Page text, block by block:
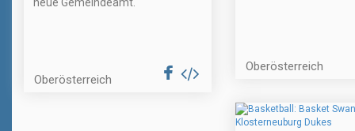
Oberösterreich
Oberösterreich